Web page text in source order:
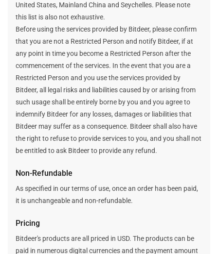
United States, Mainland China and Seychelles. Please note
this list is also not exhaustive.
Before using the services provided by Bitdeer, please confirm
that you are not a Restricted Person and notify Bitdeer, if at
any point in time you become a Restricted Person after the
commencement of the services. In the event that you are a
Restricted Person and you use the services provided by
Bitdeer, all legal risks and liabilities caused by or arising from
such usage shall be entirely borne by you and you agree to
indemnify Bitdeer for any losses, damages or liabilities that
Bitdeer may suffer as a consequence. Bitdeer shall also have
the right to refuse to provide services to you, and you shall not
be entitled to ask Bitdeer to provide any refund.
Non-Refundable
As specified in our terms of use, once an order has been paid,
it is unchangeable and non-refundable.
Pricing
Bitdeer's products are all priced in USD. The products can be
paid in numerous digital currencies and the payment amount